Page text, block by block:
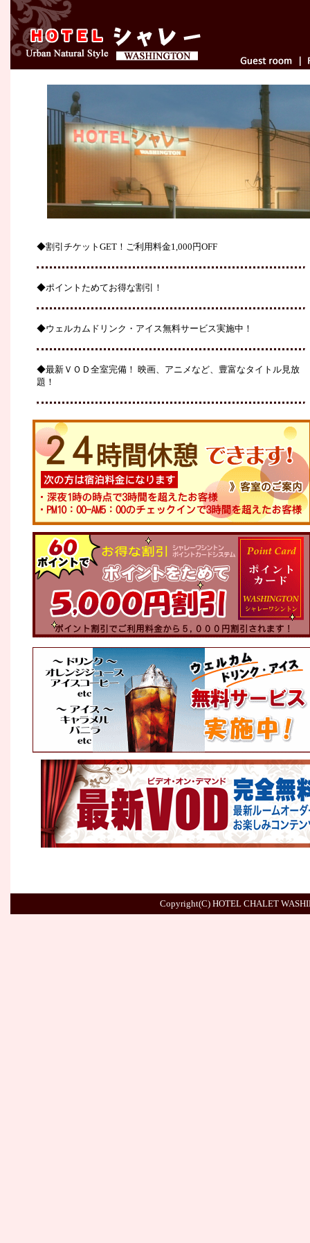
◆割引チケットGET！ご利用料金1,000円OFF
◆ポイントためてお得な割引！
◆ウェルカムドリンク・アイス無料サービス実施中！
◆最新ＶＯＤ全室完備！ 映画、アニメなど、豊富なタイトル見放
題！
Copyright(C) HOTEL CHALET